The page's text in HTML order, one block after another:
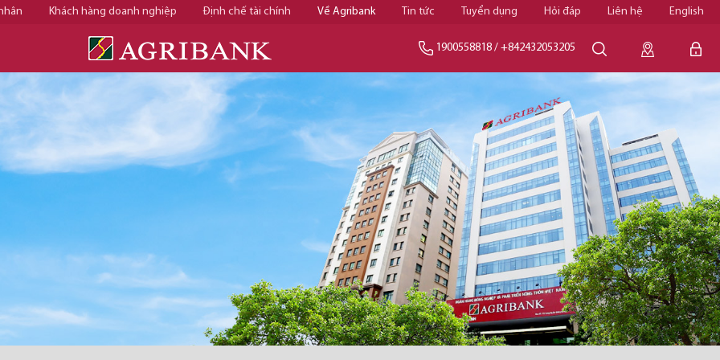
Khách hàng doanh nghiệp Định chế tài chính Về Agribank Tin tức Tuyển dụng Hỏi đáp Liên hệ English
1900558818 / +842432053205